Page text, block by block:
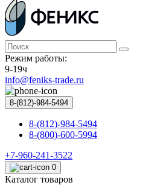
Режим работы:
9-19ч
info@feniks-trade.ru
8-(812)-984-5494
8-(812)-984-5494
8-(800)-600-5994
+7-960-241-3522
0
Каталог товаров